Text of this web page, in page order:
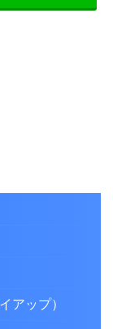
アップ）